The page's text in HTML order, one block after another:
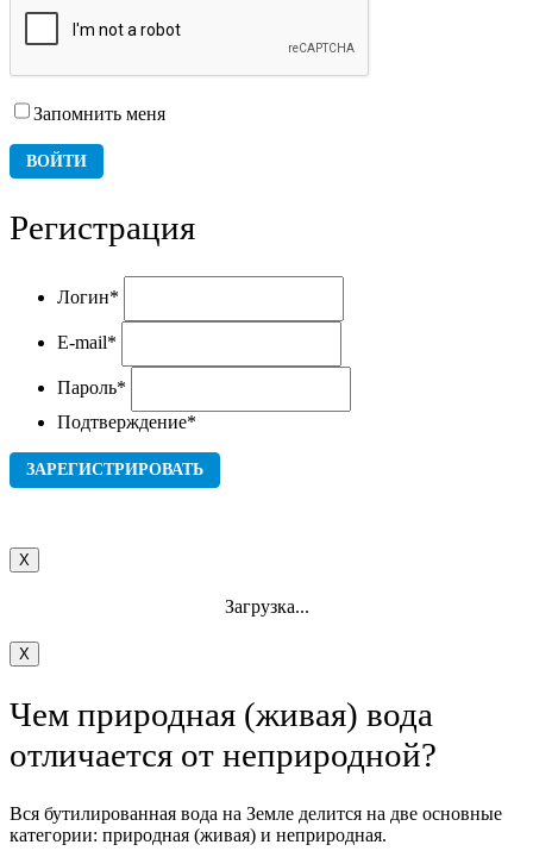
Запомнить меня
Регистрация
Логин*
E-mail*
Пароль*
Подтверждение*
X
Загрузка...
X
Чем природная (живая) вода
отличается от неприродной?
Вся бутилированная вода на Земле делится на две основные
категории: природная (живая) и неприродная.